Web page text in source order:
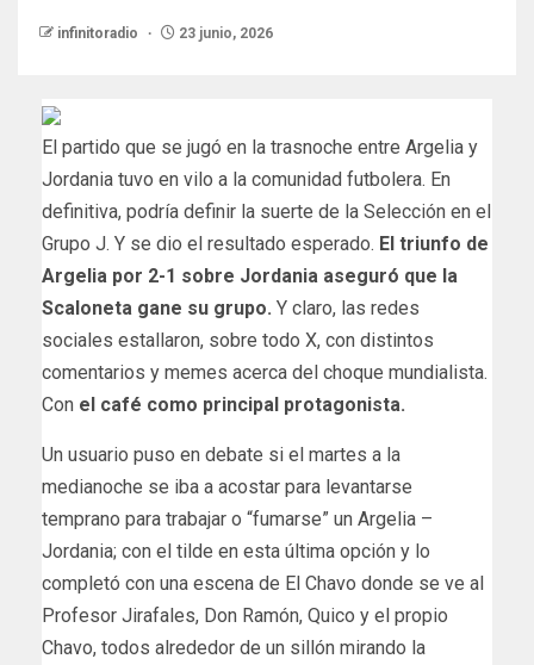
infinitoradio 23 junio, 2026
El partido que se jugó en la trasnoche entre Argelia y
Jordania tuvo en vilo a la comunidad futbolera. En
definitiva, podría definir la suerte de la Selección en el
Grupo J. Y se dio el resultado esperado. El triunfo de
Argelia por 2-1 sobre Jordania aseguró que la
Scaloneta gane su grupo. Y claro, las redes
sociales estallaron, sobre todo X, con distintos
comentarios y memes acerca del choque mundialista.
Con el café como principal protagonista.
Un usuario puso en debate si el martes a la
medianoche se iba a acostar para levantarse
temprano para trabajar o “fumarse” un Argelia –
Jordania; con el tilde en esta última opción y lo
completó con una escena de El Chavo donde se ve al
Profesor Jirafales, Don Ramón, Quico y el propio
Chavo, todos alrededor de un sillón mirando la